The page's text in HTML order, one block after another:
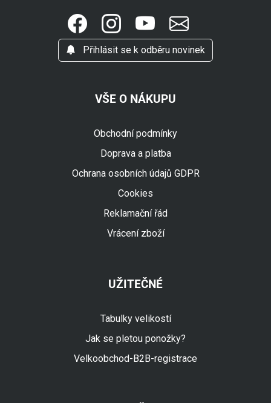
Přihlásit se k odběru novinek
VŠE O NÁKUPU
Obchodní podmínky
Doprava a platba
Ochrana osobních údajů GDPR
Cookies
Reklamační řád
Vrácení zboží
UŽITEČNÉ
Tabulky velikostí
Jak se pletou ponožky?
Velkoobchod-B2B-registrace